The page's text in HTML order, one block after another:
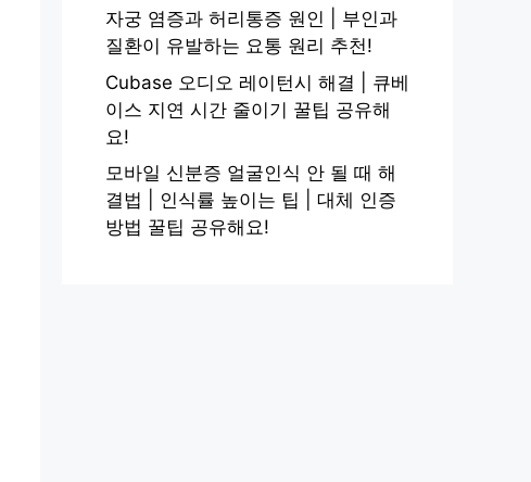
자궁 염증과 허리통증 원인 | 부인과
질환이 유발하는 요통 원리 추천!
Cubase 오디오 레이턴시 해결 | 큐베
이스 지연 시간 줄이기 꿀팁 공유해
요!
모바일 신분증 얼굴인식 안 될 때 해
결법 | 인식률 높이는 팁 | 대체 인증
방법 꿀팁 공유해요!